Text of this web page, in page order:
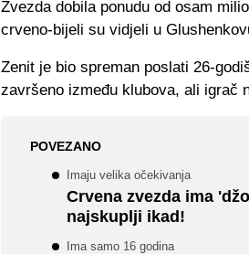
Zvezda dobila ponudu od osam
crveno-bijeli su vidjeli u
Zenit je bio spreman poslati 26-
završeno između klubova, ali igrač
POVEZANO
Imaju velika očekivanja
Crvena zvezda ima
najskuplji ikad!
Ima samo 16 godina